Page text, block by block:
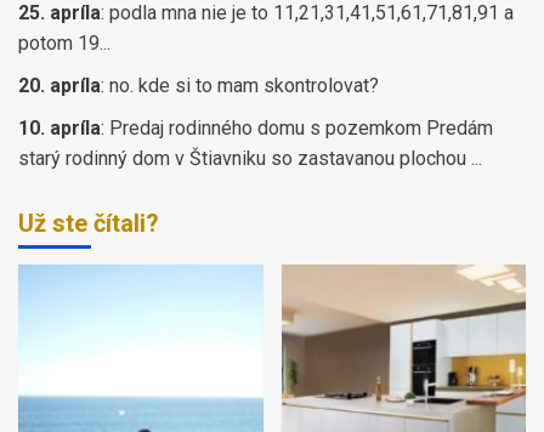
25. apríla: podla mna nie je to 11,21,31,41,51,61,71,81,91 a
potom 19...
20. apríla: no. kde si to mam skontrolovat?
10. apríla: Predaj rodinného domu s pozemkom Predám
starý rodinný dom v Štiavniku so zastavanou plochou ...
Už ste čítali?